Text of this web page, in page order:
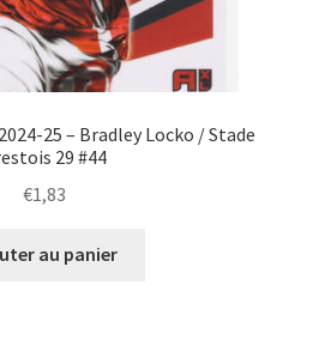
25 – Bradley Locko / Stade
29 #44
€1,83
au panier